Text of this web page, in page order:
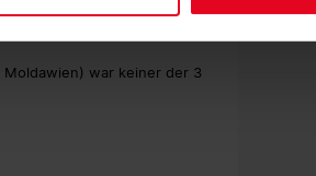
trainiert.
war keiner der 3